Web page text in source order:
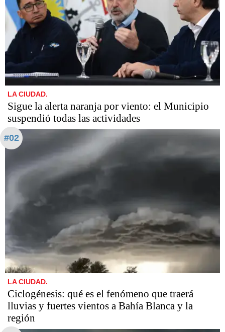
LA CIUDAD.
Sigue la alerta naranja por viento: el Municipio
suspendió todas las actividades
#02
LA CIUDAD.
Ciclogénesis: qué es el fenómeno que traerá
lluvias y fuertes vientos a Bahía Blanca y la
región